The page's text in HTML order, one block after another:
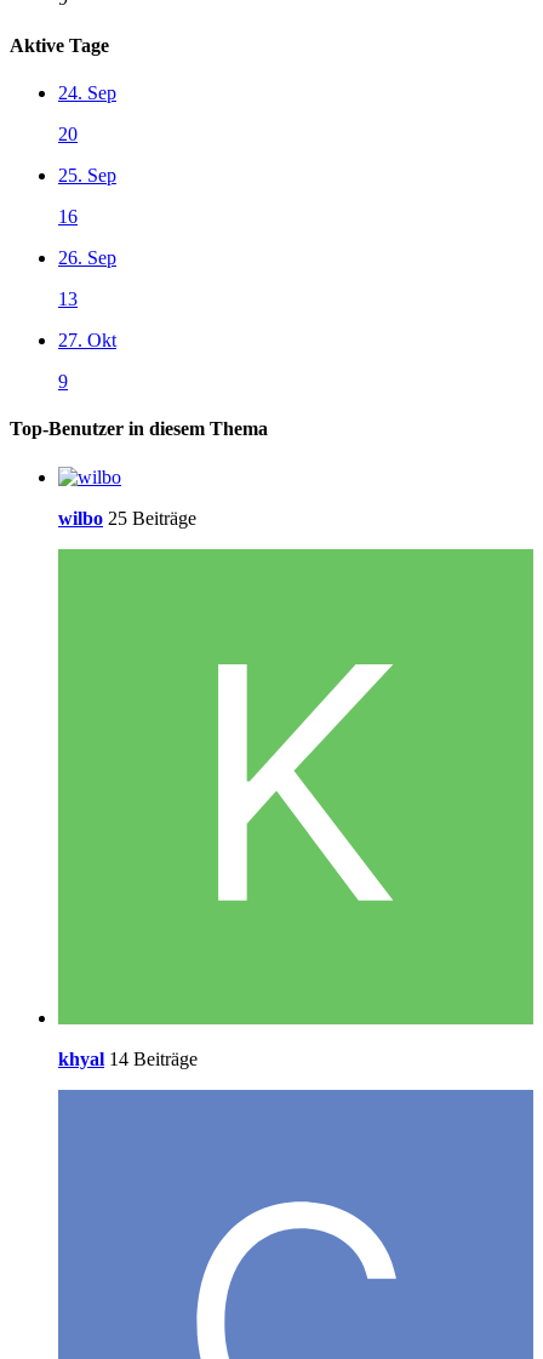
Aktive Tage
24. Sep
20
25. Sep
16
26. Sep
13
27. Okt
9
Top-Benutzer in diesem Thema
wilbo 25 Beiträge
khyal 14 Beiträge